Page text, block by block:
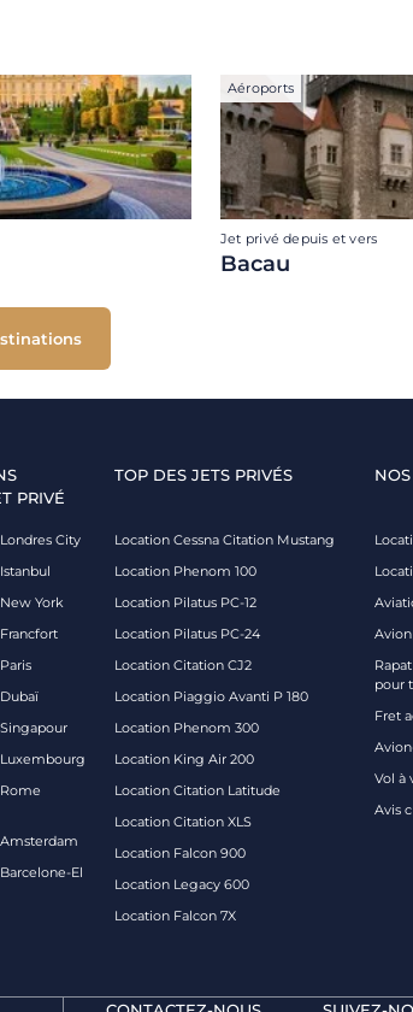
Aéroports
Jet privé depuis et vers
Bacau
PRIVÉ
City
York
El
TOP DES JETS PRIVÉS
Location Cessna Citation Mustang
Location Phenom 100
Location Pilatus PC-12
Location Pilatus PC-24
Location Citation CJ2
Location Piaggio Avanti P 180
Location Phenom 300
Location King Air 200
Location Citation Latitude
Location Citation XLS
Location Falcon 900
Location Legacy 600
Location Falcon 7X
pour
Fret
Vol à
Avis